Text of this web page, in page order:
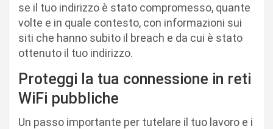
se il tuo indirizzo è stato compromesso, quante
volte e in quale contesto, con informazioni sui
siti che hanno subito il breach e da cui è stato
ottenuto il tuo indirizzo.
Proteggi la tua connessione in reti
WiFi pubbliche
Un passo importante per tutelare il tuo lavoro e i